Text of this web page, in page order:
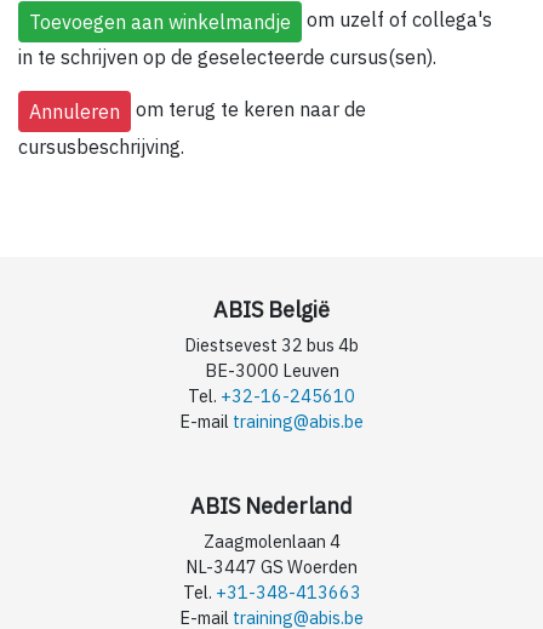
om uzelf of collega's
in te schrijven op de geselecteerde cursus(sen).
om terug te keren naar de
cursusbeschrijving.
ABIS België
Diestsevest 32 bus 4b
BE-3000 Leuven
Tel. +32-16-245610
E-mail training@abis.be
ABIS Nederland
Zaagmolenlaan 4
NL-3447 GS Woerden
Tel. +31-348-413663
E-mail training@abis.be